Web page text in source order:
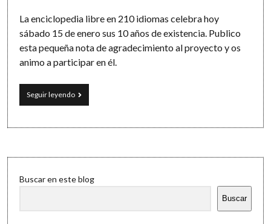
La enciclopedia libre en 210 idiomas celebra hoy
sábado 15 de enero sus 10 años de existencia. Publico
esta pequeña nota de agradecimiento al proyecto y os
animo a participar en él.
Seguir leyendo10
años
enciclopedia
Wikipedia
Sidebar
Buscar en este blog
Buscar